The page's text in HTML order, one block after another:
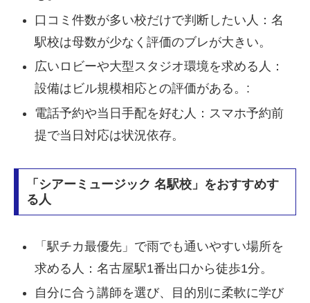
口コミ件数が多い校だけで判断したい人：名
駅校は母数が少なく評価のブレが大きい。
広いロビーや大型スタジオ環境を求める人：
設備はビル規模相応との評価がある。:
電話予約や当日手配を好む人：スマホ予約前
提で当日対応は状況依存。
「シアーミュージック 名駅校」をおすすめす
る人
「駅チカ最優先」で雨でも通いやすい場所を
求める人：名古屋駅1番出口から徒歩1分。
自分に合う講師を選び、目的別に柔軟に学び